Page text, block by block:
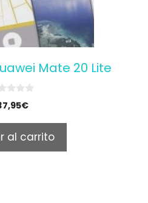
Mate 20 Lite
€
al carrito